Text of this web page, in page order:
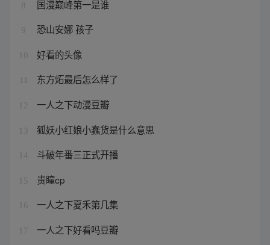
8 国漫巅峰第一是谁
9 恐山安娜 孩子
10 好看的头像
东方炻最后怎么样了
12 一人之下动漫豆瓣
13 狐妖小红娘小蠢货是什么意思
14 斗破年番三正式开播
15 贵瞳cp
16 一人之下夏禾第几集
17 一人之下好看吗豆瓣